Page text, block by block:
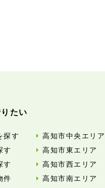
たい
探す
す
す
件
高知市中央エリア
高知市東エリア
高知市西エリア
高知市南エリア